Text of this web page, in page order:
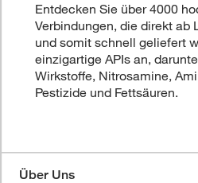
Entdecken Sie über 4000
Verbindungen, die direkt ab
und somit schnell geliefert
einzigartige APIs an,
Wirkstoffe, Nitrosamine,
Pestizide und Fettsäuren.
Über Uns